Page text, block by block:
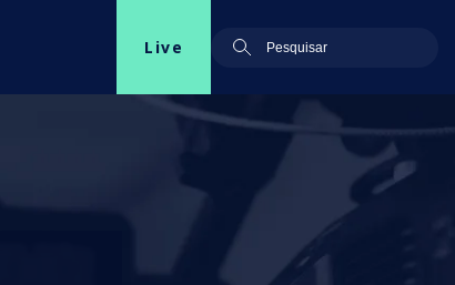
Live